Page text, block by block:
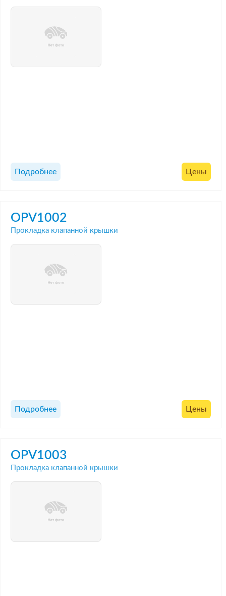
Подробнее Цены
OPV1002
Прокладка клапанной крышки
Подробнее Цены
OPV1003
Прокладка клапанной крышки